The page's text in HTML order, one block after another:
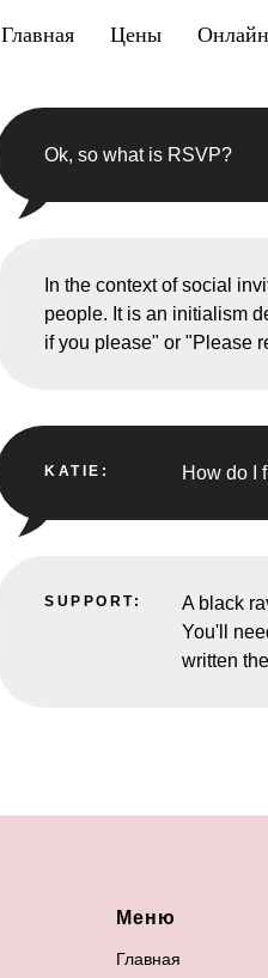
Главная Цены
Ok, so what is RSVP?
In the context of social
people. It is an initialism
if you please" or "Please
KATIE: How do I
SUPPORT:
A black
You'll
written
Меню
Главная